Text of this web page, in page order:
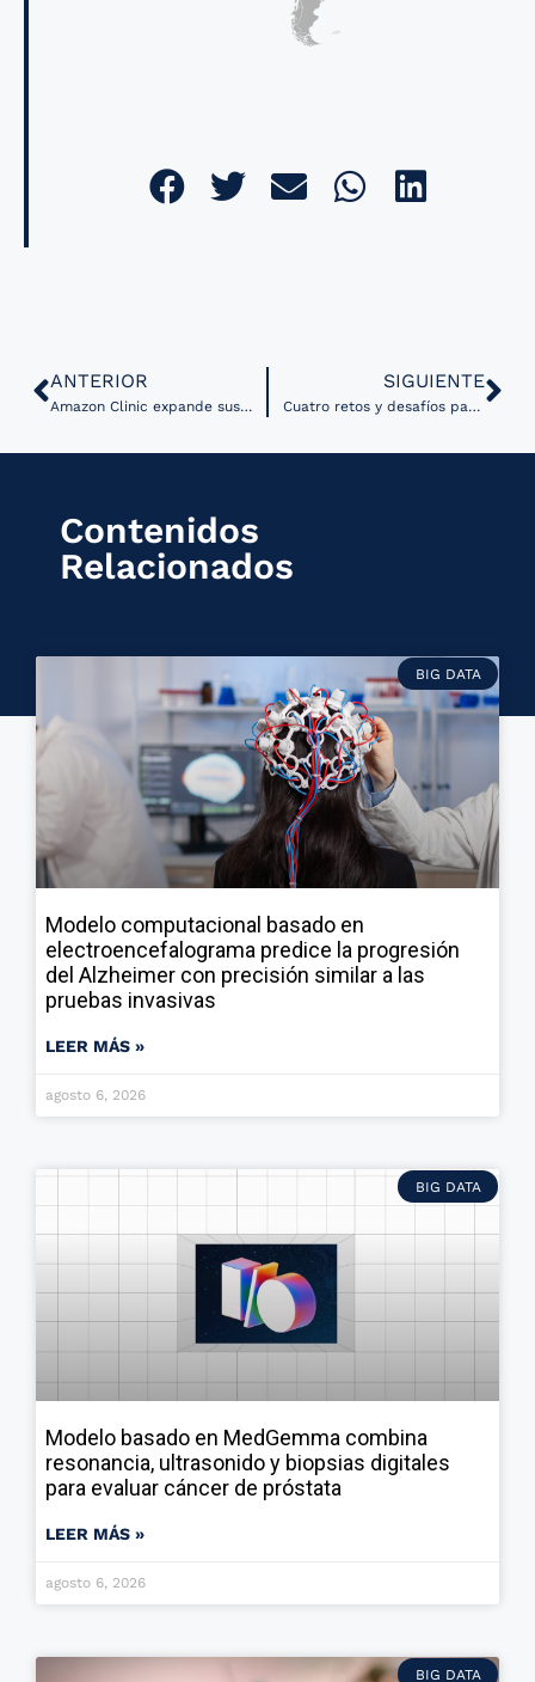
ANTERIOR
Amazon Clinic expande sus servicios de telesalud a nivel nacional en EE.UU.
SIGUIENTE
Cuatro retos y desafíos para implementar sistemas de toma de decisiones médicas basadas en IA
Contenidos
Relacionados
BIG DATA
Modelo computacional basado en
electroencefalograma predice la progresión
del Alzheimer con precisión similar a las
pruebas invasivas
LEER MÁS »
agosto 6, 2026
BIG DATA
Modelo basado en MedGemma combina
resonancia, ultrasonido y biopsias digitales
para evaluar cáncer de próstata
LEER MÁS »
agosto 6, 2026
BIG DATA